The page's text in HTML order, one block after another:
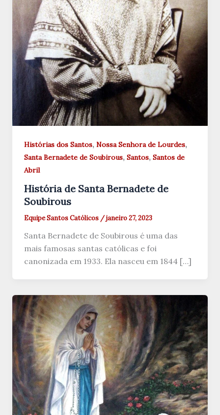
Histórias dos Santos, Nossa Senhora de Lourdes,
Santa Bernadete de Soubirous, Santos, Santos de
Abril
História de Santa Bernadete de
Soubirous
Equipe Santos Católicos /janeiro 27, 2023
Santa Bernadete de Soubirous é uma das
mais famosas santas católicas e foi
canonizada em 1933. Ela nasceu em 1844 […]